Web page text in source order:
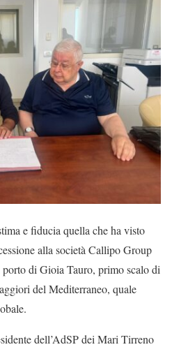
e fiducia quella che ha visto
alla società Callipo Group
di Gioia Tauro, primo scalo di
del Mediterraneo, quale
dell’AdSP dei Mari Tirreno